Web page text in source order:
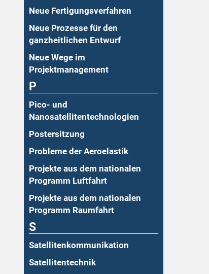
Neue Fertigungsverfahren
Neue Prozesse für den
ganzheitlichen Entwurf
Neue Wege im
Projektmanagement
P
Pico- und
Nanosatellitentechnologien
Postersitzung
Probleme der Aeroelastik
Projekte aus dem nationalen
Programm Luftfahrt
Projekte aus dem nationalen
Programm Raumfahrt
S
Satellitenkommunikation
Satellitentechnik